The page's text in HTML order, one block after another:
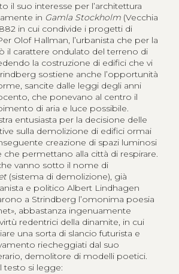
il suo interesse per l’architettura
in Gamla Stockholm(Vecchia
in cui condivide i progetti di
Olof Hallman, l’urbanista che per la
il carattere ondulato del terreno di
la costruzione di edifici che vi
sostiene anche l’opportunità
sancite dalle leggi degli anni
che ponevano al centro il
di aria e luce possibile.
entusiasta per la decisione delle
sulla demolizione di edifici ormai
creazione di spazi luminosi
che permettano alla città di respirare.
vanno sotto il nome di
(sistema di demolizione), già
e politico Albert Lindhagen
a Strindberg l’omonima poesia
», abbastanza ingenuamente
redentrici della dinamite, in cui
una sorta di slancio futurista e
riecheggiati dal suo
demolitore di modelli poe­tici.
testo si legge: